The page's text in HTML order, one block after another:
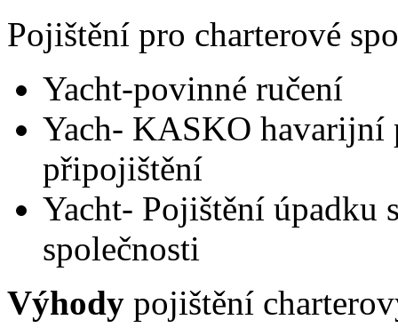
Pojištění pro charterové
Yacht-povinné ručení
Yach- KASKO havarijní
připojištění
Yacht- Pojištění úpadku
společnosti
Výhody pojištění